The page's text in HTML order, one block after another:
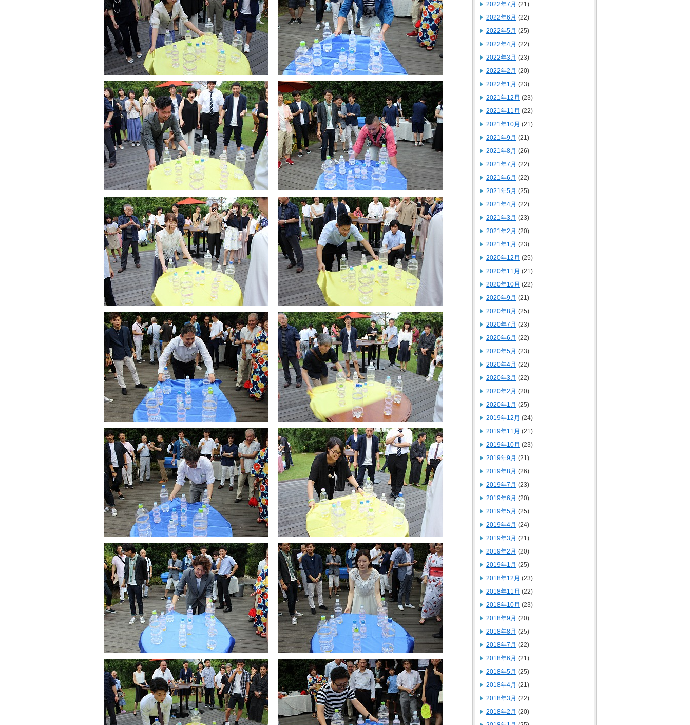
2022年7月 (21)
2022年6月 (22)
2022年5月 (25)
2022年4月 (22)
2022年3月 (23)
2022年2月 (20)
2022年1月 (23)
2021年12月 (23)
2021年11月 (22)
2021年10月 (21)
2021年9月 (21)
2021年8月 (26)
2021年7月 (22)
2021年6月 (22)
2021年5月 (25)
2021年4月 (22)
2021年3月 (23)
2021年2月 (20)
2021年1月 (23)
2020年12月 (25)
2020年11月 (21)
2020年10月 (22)
2020年9月 (21)
2020年8月 (25)
2020年7月 (23)
2020年6月 (22)
2020年5月 (23)
2020年4月 (22)
2020年3月 (22)
2020年2月 (20)
2020年1月 (25)
2019年12月 (24)
2019年11月 (21)
2019年10月 (23)
2019年9月 (21)
2019年8月 (26)
2019年7月 (23)
2019年6月 (20)
2019年5月 (25)
2019年4月 (24)
2019年3月 (21)
2019年2月 (20)
2019年1月 (25)
2018年12月 (23)
2018年11月 (22)
2018年10月 (23)
2018年9月 (20)
2018年8月 (25)
2018年7月 (22)
2018年6月 (21)
2018年5月 (25)
2018年4月 (21)
2018年3月 (22)
2018年2月 (20)